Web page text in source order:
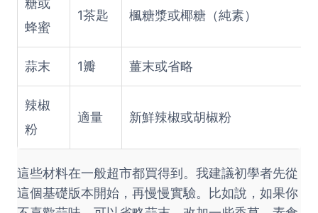
糖或
蜂蜜
1茶匙 楓糖漿或椰糖（純素）
蒜末 1瓣 薑末或省略
辣椒
粉
適量 新鮮辣椒或胡椒粉
這些材料在一般超市都買得到。我建議初學者先從
這個基礎版本開始，再慢慢實驗。比如說，如果你